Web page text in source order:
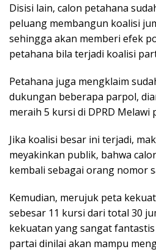
Disisi lain, calon petahana
peluang membangun koalisi
sehingga akan memberi efek
petahana bila terjadi koalisi
Petahana juga mengklaim
dukungan beberapa parpol,
meraih 5 kursi di DPRD Melawi
Jika koalisi besar ini terjadi,
meyakinkan publik, bahwa
kembali sebagai orang nomor
Kemudian, merujuk peta
sebesar 11 kursi dari total 30
kekuatan yang sangat
partai dinilai akan mampu